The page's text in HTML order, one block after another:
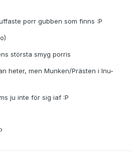
porr gubben som finns :P
största smyg porris
heter, men Munken/Prästen i Inu-
ju inte för sig iaf :P